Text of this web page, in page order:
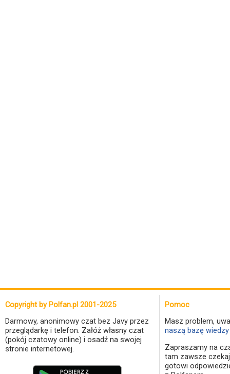
Copyright by Polfan.pl 2001-2025
Darmowy, anonimowy czat bez Javy przez
przeglądarkę i telefon. Załóż własny czat
(pokój czatowy online) i osadź na swojej
stronie internetowej.
Pomoc
Masz problem,
naszą bazę
Zapraszamy na
tam zawsze
gotowi